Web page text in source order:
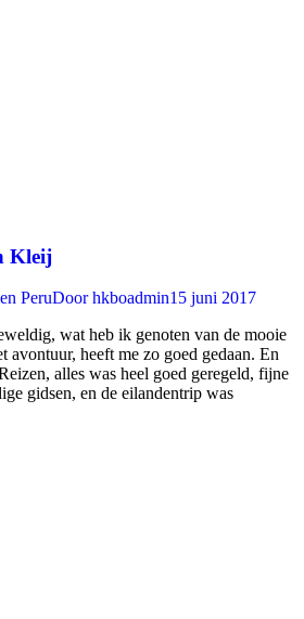
Kleij
PeruDoorhkboadmin15 juni 2017
wat heb ik genoten van de mooie
avontuur, heeft me zo goed gedaan. En
alles was heel goed geregeld, fijne
gidsen, en de eilandentrip was